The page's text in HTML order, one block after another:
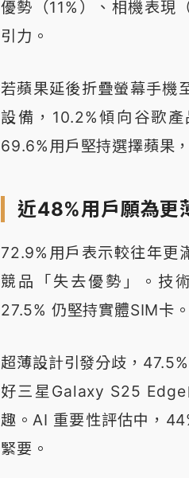
優勢（11%）、相機表現
引力。
若蘋果延後折疊螢幕手機
設備，10.2%傾向谷歌
69.6%用戶堅持選擇蘋果
近48%用戶願為更
72.9%用戶表示較往年更
競品「失去優勢」。技
27.5% 仍堅持實體SIM卡。
超薄設計引發分歧，
好三星Galaxy S25
趣。AI 重要性評估中，
緊要。